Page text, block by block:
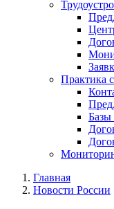
Практика
Базы
Главная
Новости России